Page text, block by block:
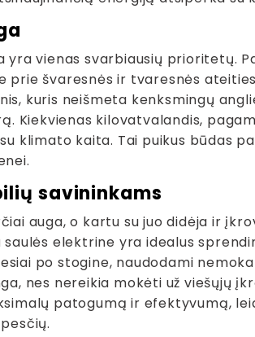
yra vienas svarbiausių prioritetų.
prie švaresnės ir tvaresnės
kuris neišmeta kenksmingų
Kiekvienas kilovatvalandis,
klimato kaita. Tai puikus būdas
savininkams
auga, o kartu su juo didėja ir
elektrine yra idealus
po stogine, naudodami
nes nereikia mokėti už viešųjų
patogumą ir efektyvumą,